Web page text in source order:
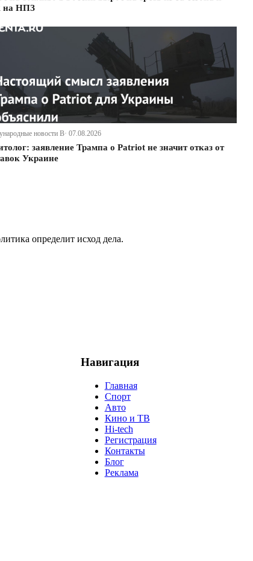
на НПЗ
новости В· 07.08.2026
заявление Трампа о Patriot не значит отказ от
Украине
определит исход дела.
Навигация
Главная
Спорт
Авто
Кино и ТВ
Hi-tech
Регистрация
Контакты
Блог
Реклама